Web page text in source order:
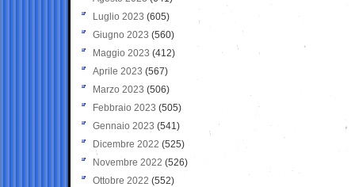
Luglio 2023 (605)
Giugno 2023 (560)
Maggio 2023 (412)
Aprile 2023 (567)
Marzo 2023 (506)
Febbraio 2023 (505)
Gennaio 2023 (541)
Dicembre 2022 (525)
Novembre 2022 (526)
Ottobre 2022 (552)